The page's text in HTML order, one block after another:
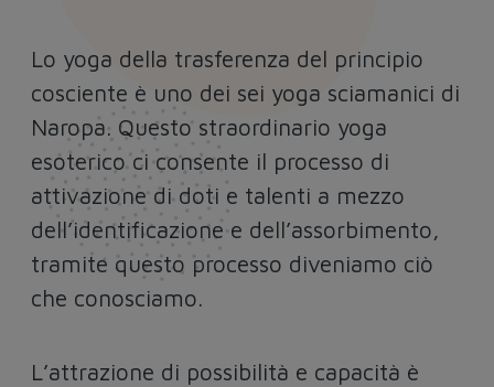
Lo yoga della trasferenza del principio
cosciente è uno dei sei yoga sciamanici di
Naropa. Questo straordinario yoga
esoterico ci consente il processo di
attivazione di doti e talenti a mezzo
dell’identificazione e dell’assorbimento,
tramite questo processo diveniamo ciò
che conosciamo.
L’attrazione di possibilità e capacità è